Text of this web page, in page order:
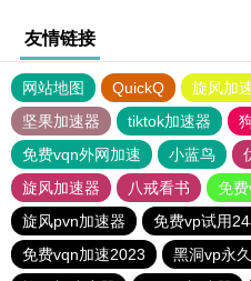
友情链接
网站地图 QuickQ 旋风加
坚果加速器
tiktok加速器
免费vqn外网加速
小蓝鸟
旋风加速器
八戒看书
免
旋风pvn加速器
免费vp试用
免费vqn加速2023
黑洞vp永